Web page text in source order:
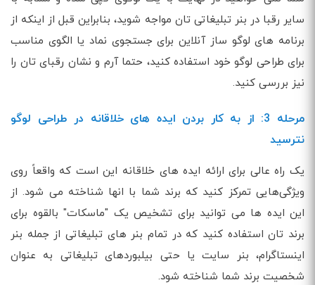
سایر رقبا در بنر تبلیغاتی تان مواجه شوید، بنابراین قبل از اینکه از
برنامه های لوگو ساز آنلاین برای جستجوی نماد یا الگوی مناسب
برای طراحی لوگو خود استفاده کنید، حتما آرم و نشان رقبای تان را
نیز بررسی کنید.
مرحله 3: از به کار بردن ایده های خلاقانه در طراحی لوگو
نترسید
یک راه عالی برای ارائه ایده های خلاقانه این است که واقعاً روی
ویژگی‌هایی تمرکز کنید که برند شما با انها شناخته می شود. از
این ایده ها می توانید برای تشخیص یک "ماسکات" بالقوه برای
برند تان استفاده کنید که در تمام بنر های تبلیغاتی از جمله بنر
اینستاگرام، بنر سایت یا حتی بیلبوردهای تبلیغاتی به عنوان
شخصیت برند شما شناخته شود.